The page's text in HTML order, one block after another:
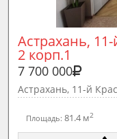
Астрахань,
2 корп.1
7 700 000
Астрахань, 11-й
Площадь:81.4 м2